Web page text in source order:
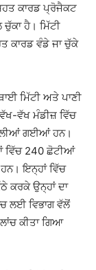
ਕਾਰਡ ਪ੍ਰੋਜੈਕਟ
ਹੈ। ਮਿੱਟੀ
ਕਾਰਡ ਵੰਡੇ ਜਾ ਚੁੱਕੇ
ਮਿੱਟੀ ਅਤੇ ਪਾਣੀ
ਵੱਖ ਮੰਡੀਜ਼ ਵਿੱਚ
ਗਈਆਂ ਹਨ।
ਵਿੱਚ 240 ਛੋਟੀਆਂ
ਇਨ੍ਹਾਂ ਵਿੱਚ
ਕਰਕੇ ਉਨ੍ਹਾਂ ਦਾ
ਲਈ ਵਿਭਾਗ ਵੱਲੋਂ
ਕੀਤਾ ਗਿਆ